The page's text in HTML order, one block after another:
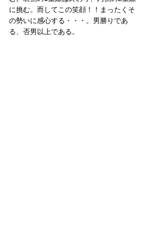
に挑む。而してこの笑顔！！まったくそ
の勢いに感心する・・・。男勝りであ
る、否男以上である。